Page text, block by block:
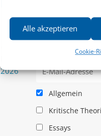
Alle akzeptieren
Cookie-
–
Newsletter
News zu
Klampen! Verlag
Allgemein
Kritische
Essays